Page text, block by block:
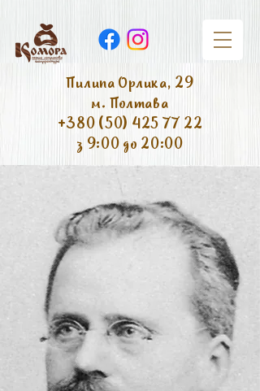
Пилипа Орлика, 29
м. Полтава
+380 (50) 425 77 22
з 9:00 до 20:00